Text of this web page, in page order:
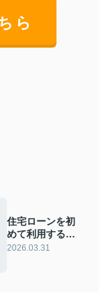
ら
住宅ローンを初
めて利用する流
れとは？手順や
2026.03.31